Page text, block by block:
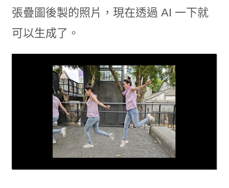
張疊圖後製的照片，現在透過 AI 一下就
可以生成了。